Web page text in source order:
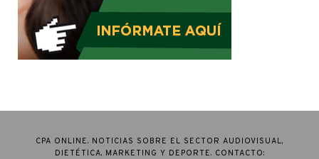
CPA ONLINE. NOTICIAS SOBRE EL SECTOR AUDIOVISUAL,
DIETÉTICA, MARKETING Y DEPORTE. CONTACTO: